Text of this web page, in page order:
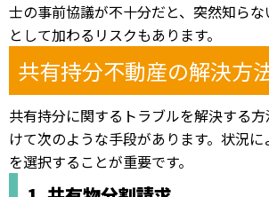
士の事前協議が不十分だと、突然知ら
として加わるリスクもあります。
共有持分不動産の解決方
共有持分に関するトラブルを解決する
けて次のような手段があります。状況
を選択することが重要です。